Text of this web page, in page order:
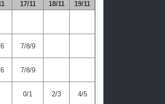
17/11 18/11
19/11
7/8/9
7/8/9
0/1 2/3 4/5